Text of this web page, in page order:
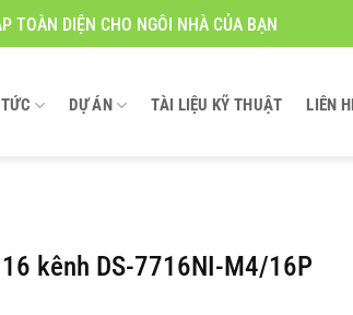
TOÀN DIỆN CHO NGÔI NHÀ CỦA BẠN
DỰ ÁN TÀI LIỆU KỸ THUẬT LIÊN
kênh DS-7716NI-M4/16P